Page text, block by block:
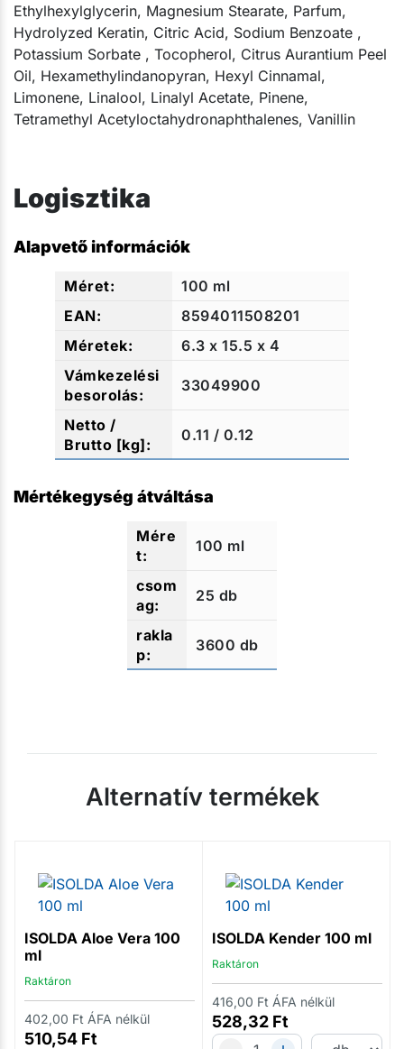
Ethylhexylglycerin, Magnesium Stearate, Parfum,
Hydrolyzed Keratin, Citric Acid, Sodium Benzoate ,
Potassium Sorbate , Tocopherol, Citrus Aurantium Peel
Oil, Hexamethylindanopyran, Hexyl Cinnamal,
Limonene, Linalool, Linalyl Acetate, Pinene,
Tetramethyl Acetyloctahydronaphthalenes, Vanillin ​
Logisztika
Alapvető információk
100 ml
8594011508201
6.3 x 15.5 x 4
33049900
0.11 / 0.12
Mértékegység átváltása
100 ml
25 db
3600 db
Alternatív termékek
ISOLDA Aloe Vera 100
ml
Raktáron
510,54 Ft
402,00 Ft ÁFA nélkül
ISOLDA Kender 100 ml
Raktáron
528,32 Ft
416,00 Ft ÁFA nélkül